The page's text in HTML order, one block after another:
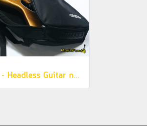
Umeda - Headless Guitar กระเป๋ากีตาร์หัวตัด